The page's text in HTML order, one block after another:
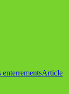
Article